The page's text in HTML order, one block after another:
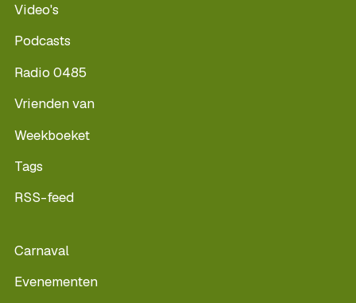
Video's
Podcasts
Radio 0485
Vrienden van
Weekboeket
Tags
RSS-feed
Carnaval
Evenementen